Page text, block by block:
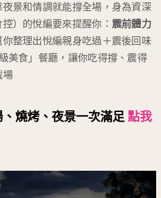
夜景和情調就能撐全場，身為資深
）的悅編要來提醒你： 震前體力
你整理出悅編親身吃過＋震後回味
美食」餐廳，讓你吃得撐、震得
場
燒烤、夜景一次滿足 點我